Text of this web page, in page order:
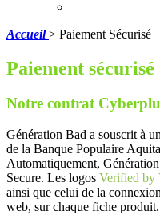
Accueil > Paiement Sécurisé
Paiement sécurisé
Notre contrat
Génération Bad a souscrit à
de la Banque Populaire
Automatiquement,
Secure. Les logos Verified by
ainsi que celui de la
web, sur chaque fiche produit.